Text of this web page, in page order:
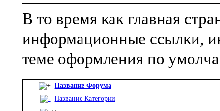
В то время как главная
информационные ссылки,
теме оформления по
Название Форума
Название Категории